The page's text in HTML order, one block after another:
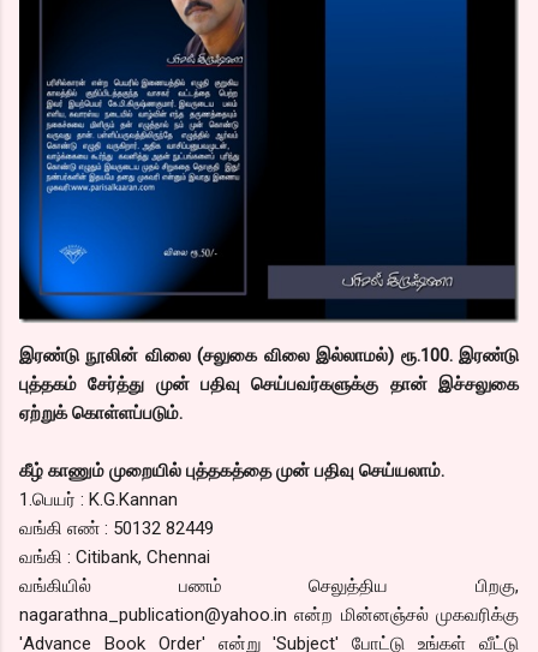
இரண்டு நூலின் விலை (சலுகை விலை இல்லாமல்) ரூ.100. இரண்டு
புத்தகம் சேர்த்து முன் பதிவு செய்பவர்களுக்கு தான் இச்சலுகை
ஏற்றுக் கொள்ளப்படும்.
கீழ் காணும் முறையில் புத்தகத்தை முன் பதிவு செய்யலாம்.
1.பெயர் : K.G.Kannan
வங்கி எண் : 50132 82449
வங்கி : Citibank, Chennai
வங்கியில் பணம் செலுத்திய பிறகு,
nagarathna_publication@yahoo.in என்ற மின்னஞ்சல் முகவரிக்கு
'Advance Book Order' என்று 'Subject' போட்டு உங்கள் வீட்டு